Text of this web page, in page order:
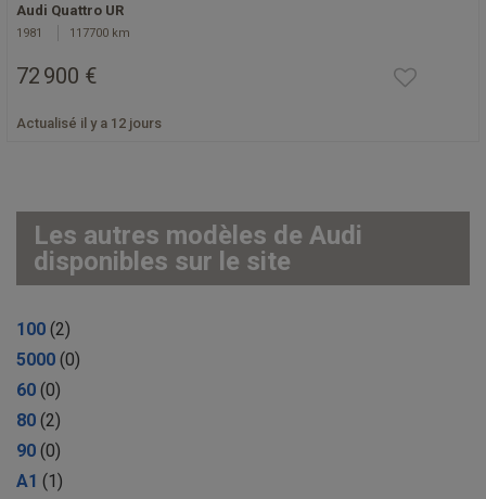
Audi Quattro UR
1981 117700 km
72 900 €
Actualisé il y a 12 jours
Les autres modèles de Audi
disponibles sur le site
100 (2)
5000 (0)
60 (0)
80 (2)
90 (0)
A1 (1)